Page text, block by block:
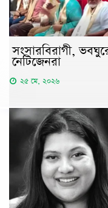
সংসারবিরাগী,
নেটিজেনরা
২৫ মে, ২০২৬